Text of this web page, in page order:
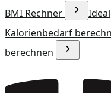
BMI Rechner
Kalorienbedarf
berechnen